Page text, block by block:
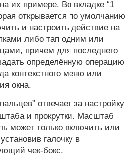
их примере. Во вкладке “1
открывается по умолчанию
и настроить действие на
либо тап одним или
причем для последнего
определённую операцию
контекстного меню или
окна.
отвечает за настройку
и прокрутки. Масштаб
может только включить или
галочку в
чек-бокс.